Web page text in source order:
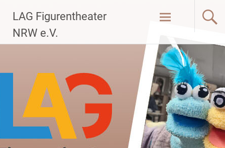
Inhalt
springen
LAG Figurentheater
NRW e.V.